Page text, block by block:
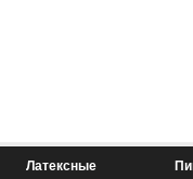
Латексные